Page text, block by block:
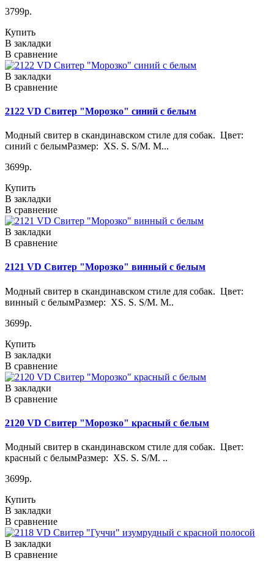
3799р.
Купить
В закладки
В сравнение
В закладки
В сравнение
2122 VD Свитер "Морозко" синий с белым
Модный свитер в скандинавском стиле для собак. Цвет:
синий с белымРазмер: XS. S. S/M. M...
3699р.
Купить
В закладки
В сравнение
В закладки
В сравнение
2121 VD Свитер "Морозко" винный с белым
Модный свитер в скандинавском стиле для собак. Цвет:
винный с белымРазмер: XS. S. S/M. M..
3699р.
Купить
В закладки
В сравнение
В закладки
В сравнение
2120 VD Свитер "Морозко" красный с белым
Модный свитер в скандинавском стиле для собак. Цвет:
красный с белымРазмер: XS. S. S/M. ..
3699р.
Купить
В закладки
В сравнение
В закладки
В сравнение